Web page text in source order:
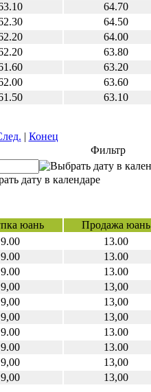
64.70
64.50
64.00
63.80
63.20
63.60
63.10
| Конец
Фильтр
юань Продажа юань
9.00 13.00
9.00 13.00
9.00 13.00
9,00 13,00
9,00 13,00
9,00 13,00
9.00 13.00
9.00 13.00
9,00 13,00
9,00 13,00